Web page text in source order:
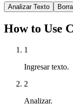
Analizar Texto
How to Use
1
Ingresar texto.
2
Analizar.